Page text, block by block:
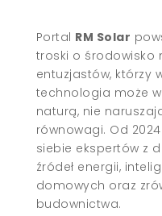
Portal RM Solar
troski o środowisko
entuzjastów, którzy
technologia może
naturą, nie
równowagi. Od
siebie ekspertów z
źródeł energii,
domowych oraz
budownictwa.